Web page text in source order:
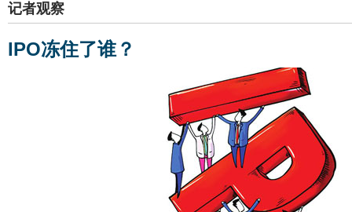
记者观察
IPO冻住了谁？